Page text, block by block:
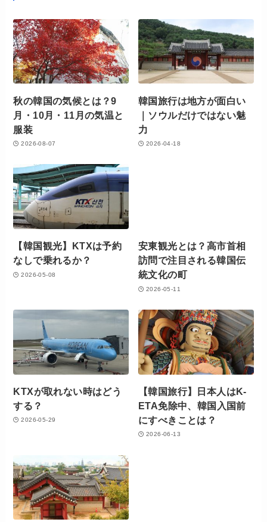
秋の韓国の気候とは？9
月・10月・11月の気温と
服装
2026-08-07
韓国旅行は地方が面白い
｜ソウルだけではない魅
力
2026-04-18
【韓国観光】KTXは予約
なしで乗れるか？
2026-05-08
安東観光とは？高市首相
訪問で注目される韓国伝
統文化の町
2026-05-11
KTXが取れない時はどう
する？
2026-05-29
【韓国旅行】日本人はK-
ETA免除中、韓国入国前
にすべきことは？
2026-06-13